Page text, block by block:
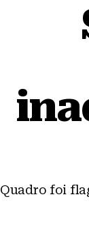
Quadro foi